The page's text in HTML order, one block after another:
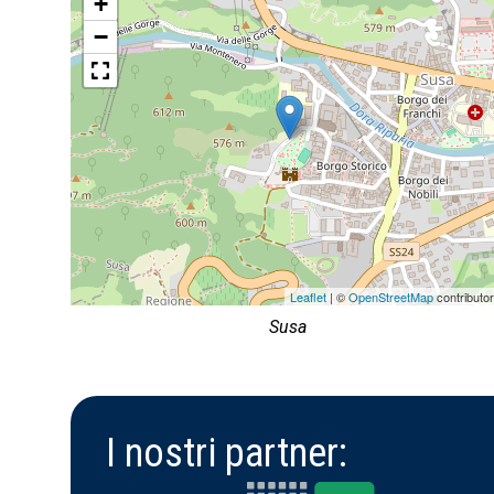
−
Leaflet| ©OpenStreetMap
Susa
I nostri partner: